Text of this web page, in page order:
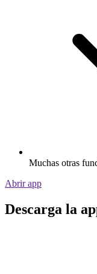
Muchas otras
Abrir app
Descarga la